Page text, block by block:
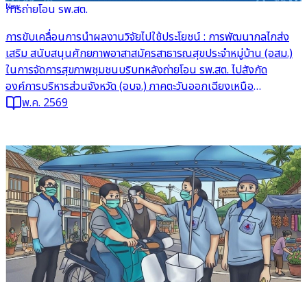
อ่านต่อ
New
การถ่ายโอน รพ.สต.
การขับเคลื่อนการนำผลงานวิจัยไปใช้ประโยชน์ : การพัฒนากลไกส่ง
เสริม สนับสนุนศักยภาพอาสาสมัครสาธารณสุขประจำหมู่บ้าน (อสม.)
ในการจัดการสุขภาพชุมชนบริบทหลังถ่ายโอน รพ.สต. ไปสังกัด
องค์การบริหารส่วนจังหวัด (อบจ.) ภาคตะวันออกเฉียงเหนือ
ประเทศไทย
พ.ค. 2569